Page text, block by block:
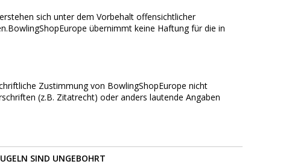
sich unter dem Vorbehalt offensichtlicher
übernimmt keine Haftung für die in
Zustimmung von BowlingShopEurope nicht
(z.B. Zitatrecht) oder anders lautende Angaben
SIND UNGEBOHRT